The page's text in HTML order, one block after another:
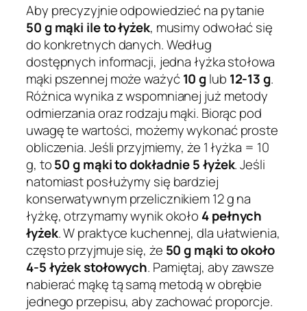
Aby precyzyjnie odpowiedzieć na pytanie
50 g mąki ile to łyżek, musimy odwołać się
do konkretnych danych. Według
dostępnych informacji, jedna łyżka stołowa
mąki pszennej może ważyć10 g lub 12-13 g.
Różnica wynika z wspomnianej już metody
odmierzania oraz rodzaju mąki. Biorąc pod
uwagę te wartości, możemy wykonać proste
obliczenia. Jeśli przyjmiemy, że 1 łyżka = 10
g, to50 g mąki to dokładnie 5 łyżek. Jeśli
natomiast posłużymy się bardziej
konserwatywnym przelicznikiem 12 g na
łyżkę, otrzymamy wynik około 4 pełnych
łyżek. W praktyce kuchennej, dla ułatwienia,
często przyjmuje się, że 50 g mąki to około
4-5 łyżek stołowych. Pamiętaj, aby zawsze
nabierać mąkę tą samą metodą w obrębie
jednego przepisu, aby zachować proporcje.